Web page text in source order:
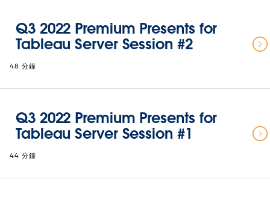
Q3 2022 Premium Presents for
Tableau Server Session #2
48 分鐘
Q3 2022 Premium Presents for
Tableau Server Session #1
44 分鐘